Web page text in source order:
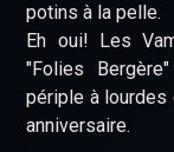
potins à la pelle.
Eh oui! Les
"Folies
périple à
anniversaire.